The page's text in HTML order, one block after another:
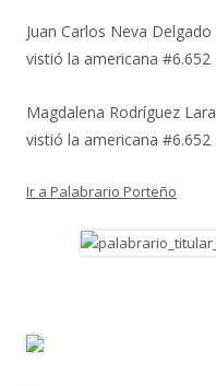
Juan Carlos Neva Delgado
vistió la americana #6.652
Magdalena Rodríguez Lara
vistió la americana #6.652
Ir a Palabrario Porteño